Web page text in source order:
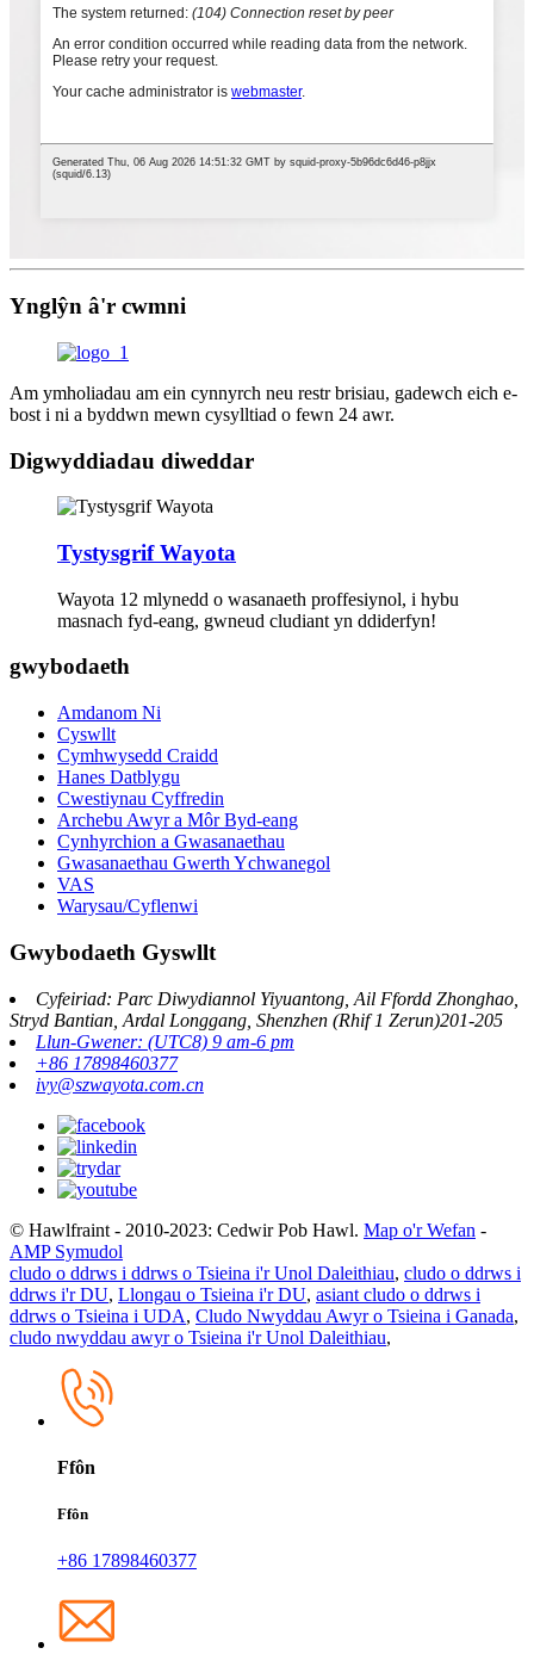
Ynglŷn â'r cwmni
Am ymholiadau am ein cynnyrch neu restr brisiau, gadewch eich e-
bost i ni a byddwn mewn cysylltiad o fewn 24 awr.
Digwyddiadau diweddar
Tystysgrif Wayota
Wayota 12 mlynedd o wasanaeth proffesiynol, i hybu
masnach fyd-eang, gwneud cludiant yn ddiderfyn!
gwybodaeth
Amdanom Ni
Cyswllt
Cymhwysedd Craidd
Hanes Datblygu
Cwestiynau Cyffredin
Archebu Awyr a Môr Byd-eang
Cynhyrchion a Gwasanaethau
Gwasanaethau Gwerth Ychwanegol
VAS
Warysau/Cyflenwi
Gwybodaeth Gyswllt
Cyfeiriad: Parc Diwydiannol Yiyuantong, Ail Ffordd Zhonghao,
Stryd Bantian, Ardal Longgang, Shenzhen (Rhif 1 Zerun)201-205
Llun-Gwener: (UTC8) 9 am-6 pm
+86 17898460377
ivy@szwayota.com.cn
© Hawlfraint - 2010-2023: Cedwir Pob Hawl. Map o'r Wefan -
AMP Symudol
cludo o ddrws i ddrws o Tsieina i'r Unol Daleithiau, cludo o ddrws i
ddrws i'r DU, Llongau o Tsieina i'r DU, asiant cludo o ddrws i
ddrws o Tsieina i UDA, Cludo Nwyddau Awyr o Tsieina i Ganada,
cludo nwyddau awyr o Tsieina i'r Unol Daleithiau,
Ffôn
Ffôn
+86 17898460377